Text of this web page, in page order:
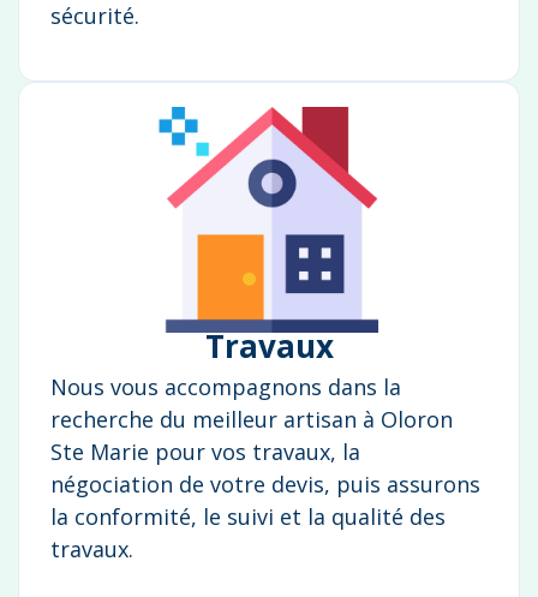
sécurité.
Travaux
Nous vous accompagnons dans la
recherche du meilleur artisan à Oloron
Ste Marie pour vos travaux, la
négociation de votre devis, puis assurons
la conformité, le suivi et la qualité des
travaux.